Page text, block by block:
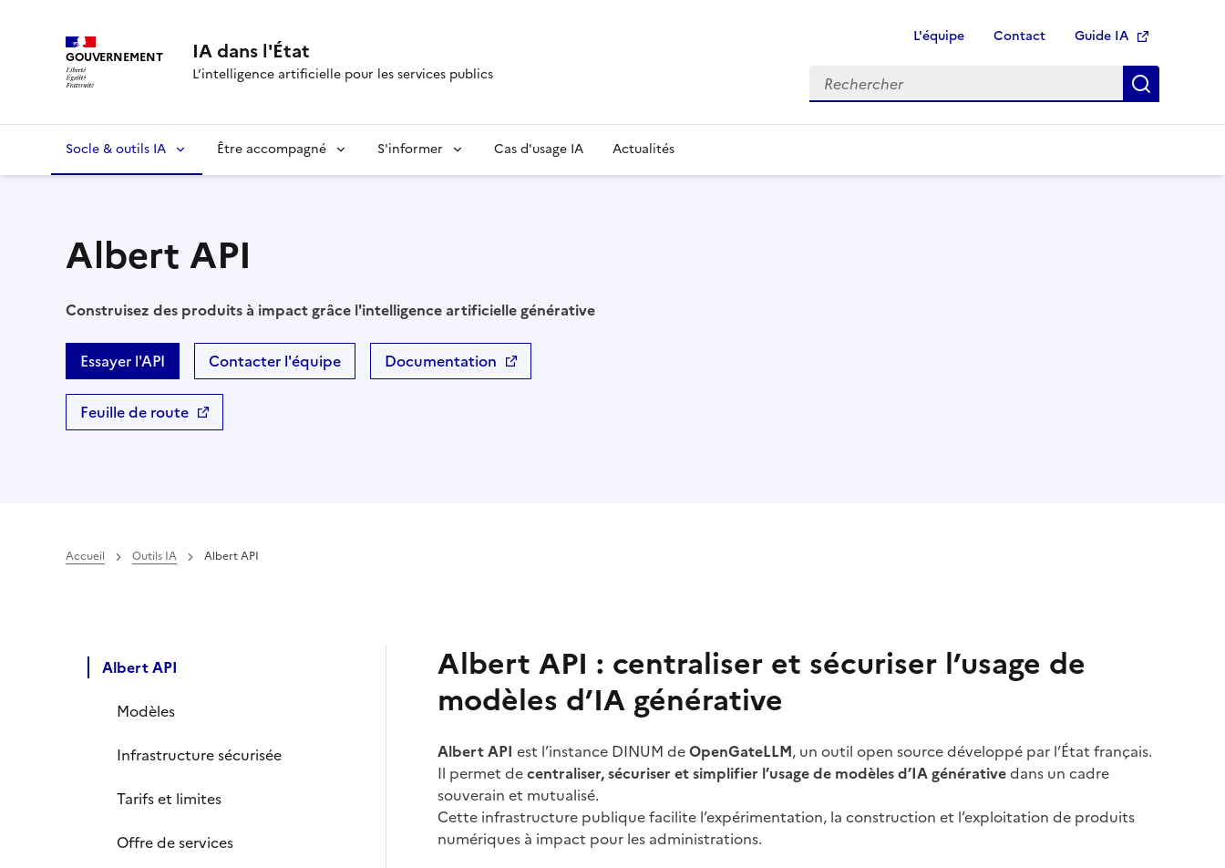
GOUVERNEMENT IA dans l'État
L’intelligence artificielle pour les services publics
L'équipe Contact Guide IA
Ouvre une nouvelle
Rechercher
Socle & outils IA Être accompagné S'informer Cas d'usage IA Actualités
Albert API
Construisez des produits à impact grâce l'intelligence artificielle générative
Essayer l'API Contacter l'équipe DocumentationOuvre une nouvelle fenêtre
Feuille de routeOuvre une nouvelle fenêtre
Accueil Outils IA Albert API
Albert API
Modèles
Infrastructure sécurisée
Tarifs et limites
Offre de services
Albert API : centraliser et sécuriser l’usage de
modèles d’IA générative
Albert API est l’instance DINUM deOpenGateLLM, un outil open source développé par l’État français.
Il permet decentraliser, sécuriser et simplifier l’usage de modèles d’IA générativedans un cadre
souverain et mutualisé.
Cette infrastructure publique facilite l’expérimentation, la construction et l’exploitation de produits
numériques à impact pour les administrations.